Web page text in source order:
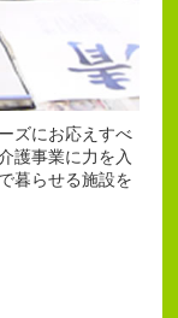
ズにお応えすべ
護事業に力を入
暮らせる施設を